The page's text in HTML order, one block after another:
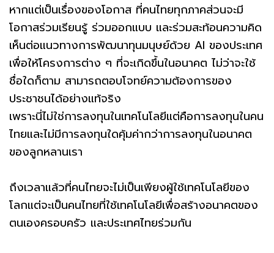
หากแต่เป็นเรื่องของโอกาส ที่คนไทยทุกภาคส่วนจะมี
โอกาสร่วมเรียนรู้ ร่วมออกแบบ และร่วมสะท้อนความคิด
เห็นต่อแนวทางการพัฒนาทุนมนุษย์ด้วย AI ของประเทศ
เพื่อให้โครงการต่าง ๆ ที่จะเกิดขึ้นในอนาคต ไม่ว่าจะใช้
ชื่อใดก็ตาม สามารถตอบโจทย์ความต้องการของ
ประชาชนได้อย่างแท้จริง
เพราะนี่ไม่ใช่การลงทุนในเทคโนโลยีแต่คือการลงทุนในคน
ไทยและไม่มีการลงทุนใดคุ้มค่ากว่าการลงทุนในอนาคต
ของลูกหลานเรา
ถึงเวลาแล้วที่คนไทยจะไม่เป็นเพียงผู้ใช้เทคโนโลยีของ
โลกแต่จะเป็นคนไทยที่ใช้เทคโนโลยีเพื่อสร้างอนาคตของ
ตนเองครอบครัว และประเทศไทยร่วมกัน